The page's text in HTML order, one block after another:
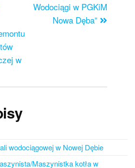
w
Wodociągi w PGKiM
Nowa Dęba”
wodociągowej w Nowej Dębie
Maszynistka kotła w